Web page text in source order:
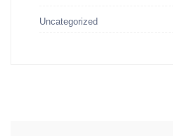
Uncategorized